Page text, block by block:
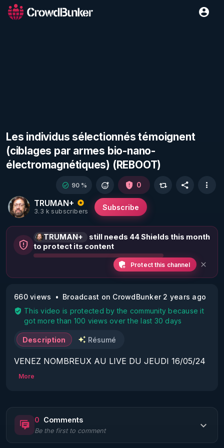
Les individus sélectionnés témoignent
(ciblages par armes bio-nano-
électromagnétiques) (REBOOT)
TRUMAN+
3.3 k subscribers
Subscribe
90 % 0
TRUMAN+
still needs 44 Shields this month
to protect its content
Protect this channel
660 views
Broadcast on CrowdBunker 2 years ago
This video is protected by the community because it
got more than 100 views over the last 30 days
Description Résumé
VENEZ NOMBREUX AU LIVE DU JEUDI 16/05/24
20H :
armes bio-nano-électromagnétiques) (REBOOT)
(REBOOT : Rediffusion du Live du 14/12/23
remonté)
More
0 Comments
Be the first to comment